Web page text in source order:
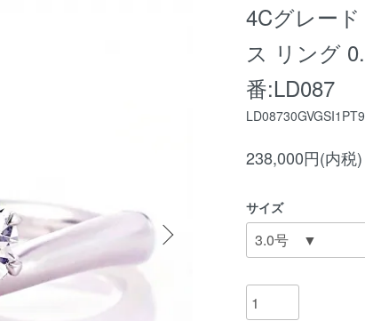
4Cグレー
ス リング
番:LD087
238,000円(内税)
サイズ